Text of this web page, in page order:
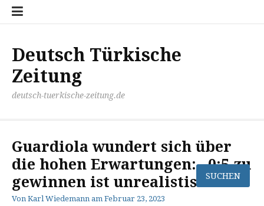
Zum
Inhalt
Deutsch Türkische
Zeitung
deutsch-tuerkische-zeitung.de
Guardiola wundert sich über
die hohen Erwartungen: „0:5 zu
gewinnen ist unrealistisch“.
Von Karl Wiedemann am Februar 23, 2023